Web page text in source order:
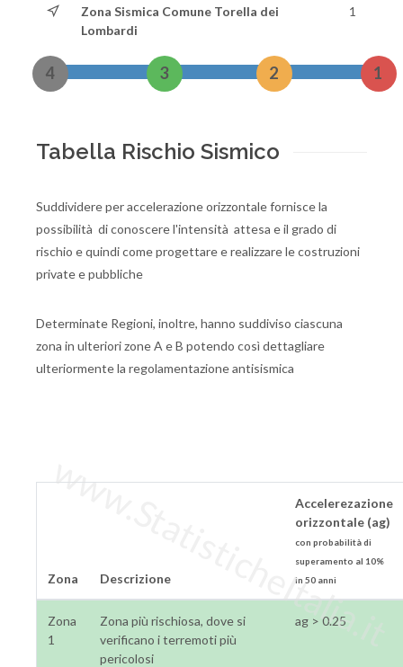
Zona Sismica Comune Torella dei
Lombardi
1
4 3 2 1
Tabella Rischio Sismico
Suddividere per accelerazione orizzontale fornisce la
possibilità di conoscere l'intensità attesa e il grado di
rischio e quindi come progettare e realizzare le costruzioni
private e pubbliche
Determinate Regioni, inoltre, hanno suddiviso ciascuna
zona in ulteriori zone A e B potendo così dettagliare
ulteriormente la regolamentazione antisismica
Zona Descrizione
Accelerezazione
orizzontale (ag)
con probabilità di
superamento al 10%
in 50 anni
Zona
1
Zona più rischiosa, dove si
verificano i terremoti più
pericolosi
ag > 0.25
www.StatisticheItalia.it